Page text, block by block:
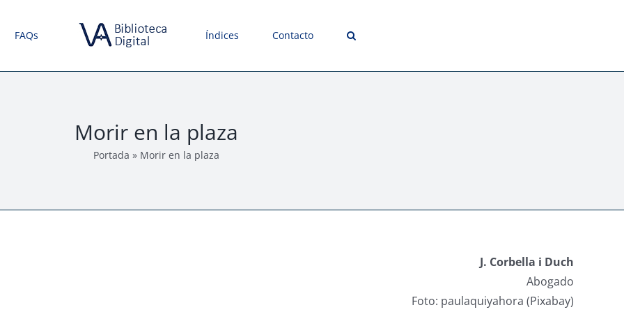
FAQs Índices Contacto
Morir en la plaza
Portada » Morir en la plaza
J. Corbella i Duch
Abogado
Foto: paulaquiyahora (Pixabay)